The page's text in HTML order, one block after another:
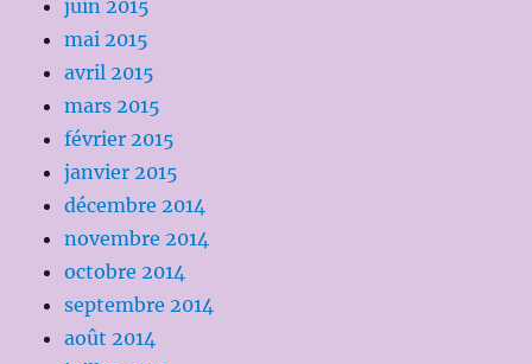
juin 2015
mai 2015
avril 2015
mars 2015
février 2015
janvier 2015
décembre 2014
novembre 2014
octobre 2014
septembre 2014
août 2014